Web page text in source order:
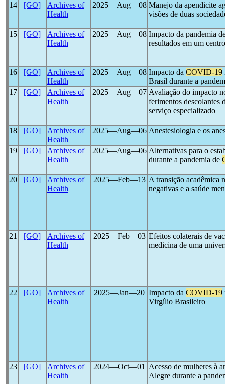
14 [GO]
Archives of
Health
2025―Aug―08 Manejo da apendicite
visões de duas
15 [GO]
Archives of
Health
2025―Aug―08 Impacto da pandemia
resultados em um
16 [GO]
Archives of
Health
2025―Aug―08 Impacto da COVID-19
Brasil durante a
17
[GO]
Archives of
Health
2025―Aug―07 Avaliação do impacto
ferimentos descolantes
serviço especializado
18 [GO]
Archives of
Health
2025―Aug―06 Anestesiologia e os
19 [GO]
Archives of
Health
2025―Aug―06 Alternativas para o
durante a pandemia de
20 [GO]
Archives of
Health
2025―Feb―13 A transição acadêmica
negativas e a saúde
21 [GO]
Archives of
Health
2025―Feb―03 Efeitos colaterais de
medicina de uma
22 [GO]
Archives of
Health
2025―Jan―20 Impacto da COVID-19
Virgílio Brasileiro
23 [GO]
Archives of
Health
2024―Oct―01
Acesso de mulheres à
Alegre durante a